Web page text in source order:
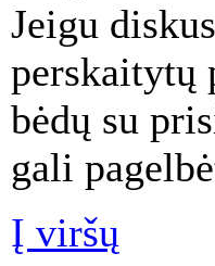
Jeigu
perskaitytų
bėdų su
gali
Į viršų